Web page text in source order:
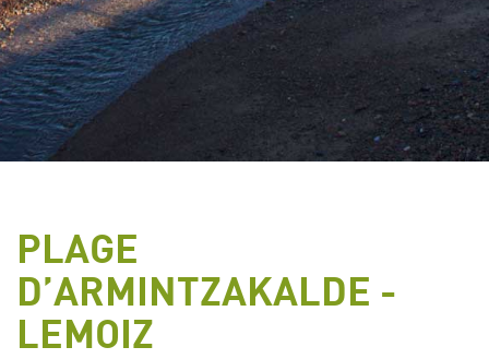
PLAGE
D’ARMINTZAKALDE -
LEMOIZ